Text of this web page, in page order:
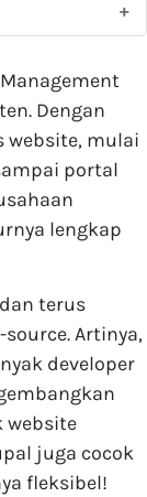
Dengan
website, mulai
portal
lengkap
terus
Artinya,
developer
website
juga cocok
fleksibel!